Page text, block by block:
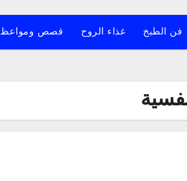
فن الطبخ غذاء الروح قصص ومواعظ